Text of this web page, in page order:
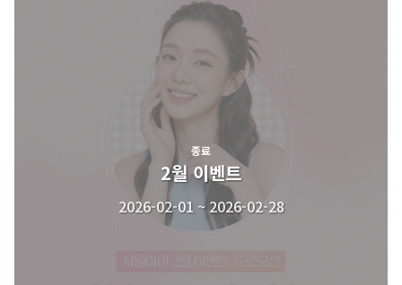
종료
2월 이벤트
2026-02-01 ~ 2026-02-28